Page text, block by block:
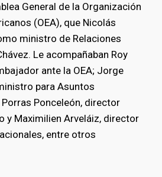
General de la Organización
(OEA), que Nicolás
ministro de Relaciones
Le acompañaban Roy
ante la OEA; Jorge
para Asuntos
Ponceleón, director
y Maximilien Arveláiz, director
entre otros